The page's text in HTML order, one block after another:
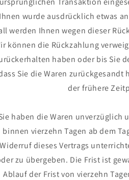
Ihnen wurde ausdrücklich etwas
werden Ihnen wegen dieser
können die Rückzahlung
haben oder bis Sie
Sie die Waren zurückgesandt
der frühere
haben die Waren unverzüglich
binnen vierzehn Tagen ab dem
Widerruf dieses Vertrags
zu übergeben. Die Frist ist
Ablauf der Frist von vierzehn